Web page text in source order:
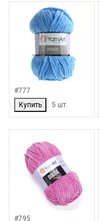
#777
Купить
5 шт.
#795